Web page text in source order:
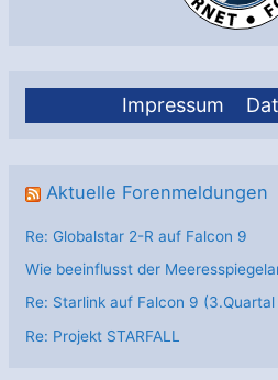
Impressum
Aktuelle Forenmeldungen
Re: Globalstar 2-R auf Falcon 9
Wie beeinflusst der
Re: Starlink auf Falcon 9
Re: Projekt STARFALL